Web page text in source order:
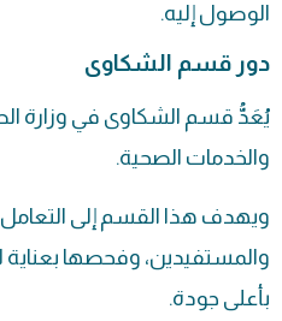
الوصول إليه.
دور قسم الشكاوى
يُعَدُّ قسم الشكاوى في وزارة
والخدمات الصحية.
ويهدف هذا القسم إلى
والمستفيدين، وفحصها بعناية
بأعلى جودة.